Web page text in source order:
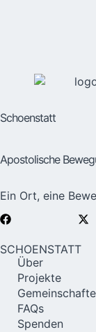
Schoenstatt
Apostolische
Ein Ort, eine
SCHOENSTATT
Über
Projekte
FAQs
Spenden